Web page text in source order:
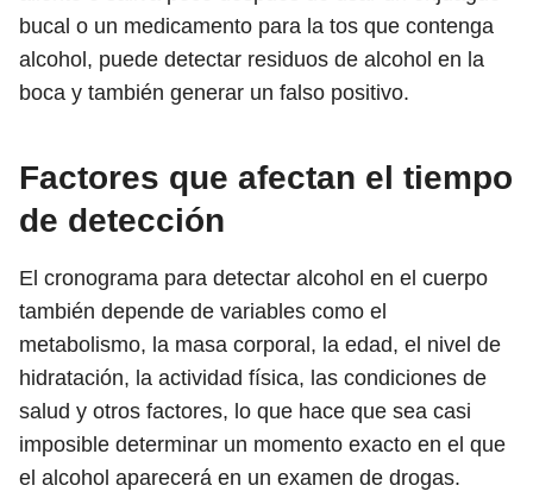
bucal o un medicamento para la tos que contenga
alcohol, puede detectar residuos de alcohol en la
boca y también generar un falso positivo.
Factores que afectan el tiempo
de detección
El cronograma para detectar alcohol en el cuerpo
también depende de variables como el
metabolismo, la masa corporal, la edad, el nivel de
hidratación, la actividad física, las condiciones de
salud y otros factores, lo que hace que sea casi
imposible determinar un momento exacto en el que
el alcohol aparecerá en un examen de drogas.